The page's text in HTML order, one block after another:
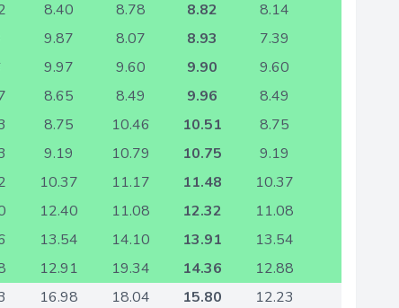
8.40 8.78 8.82
8.14
9.87 8.07 8.93
7.39
9.97 9.60 9.90
9.60
8.65 8.49 9.96
8.49
8.75 10.46 10.51
8.75
9.19 10.79 10.75
9.19
10.37 11.17 11.48
10.37
12.40 11.08 12.32
11.08
13.54 14.10 13.91
13.54
12.91 19.34 14.36
12.88
16.98 18.04 15.80
12.23